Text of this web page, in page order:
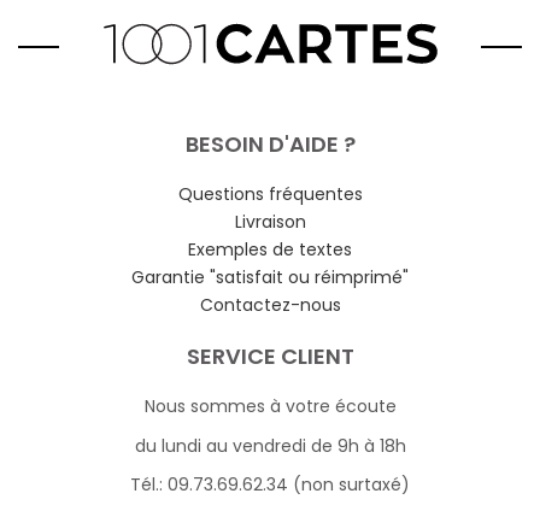
BESOIN D'AIDE ?
Questions fréquentes
Livraison
Exemples de textes
Garantie "satisfait ou réimprimé"
Contactez-nous
SERVICE CLIENT
Nous sommes à votre écoute
du lundi au vendredi de 9h à 18h
Tél.: 09.73.69.62.34 (non surtaxé)